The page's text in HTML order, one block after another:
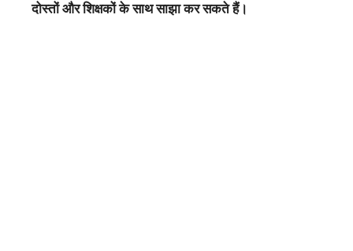
दोस्तों और शिक्षकों के साथ साझा कर सकते हैं।